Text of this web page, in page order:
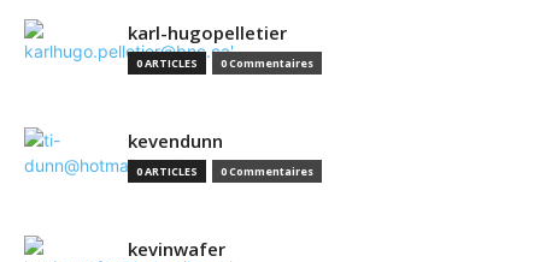
karl-hugopelletier
0 ARTICLES 0 Commentaires
kevendunn
0 ARTICLES 0 Commentaires
kevinwafer